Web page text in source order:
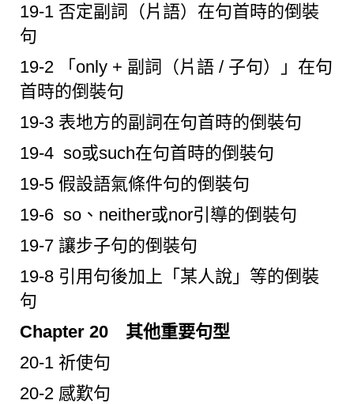
19-1 否定副詞（片語）在句首時的倒裝
句
19-2 「only + 副詞（片語 / 子句）」在句
首時的倒裝句
19-3 表地方的副詞在句首時的倒裝句
19-4 so或such在句首時的倒裝句
19-5 假設語氣條件句的倒裝句
19-6 so、neither或nor引導的倒裝句
19-7 讓步子句的倒裝句
19-8 引用句後加上「某人說」等的倒裝
句
Chapter 20 其他重要句型
20-1 祈使句
20-2 感歎句